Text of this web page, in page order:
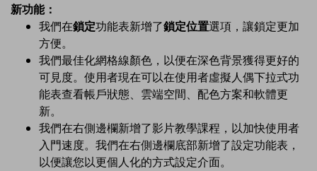
新功能：
我們在鎖定功能表新增了鎖定位置選項，讓鎖定更加
方便。
我們最佳化網格線顏色，以便在深色背景獲得更好的
可見度。使用者現在可以在使用者虛擬人偶下拉式功
能表查看帳戶狀態、雲端空間、配色方案和軟體更
新。
我們在右側邊欄新增了影片教學課程，以加快使用者
入門速度。我們在右側邊欄底部新增了設定功能表，
以便讓您以更個人化的方式設定介面。